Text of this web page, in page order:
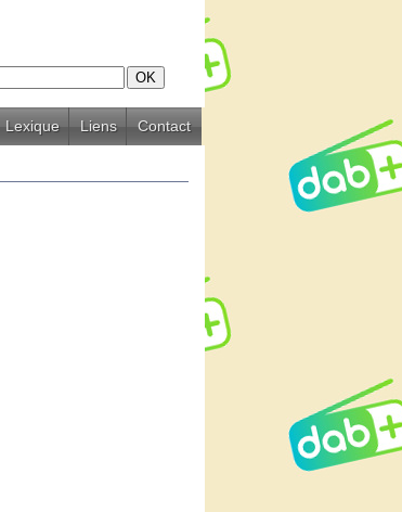
Lexique Liens Contact